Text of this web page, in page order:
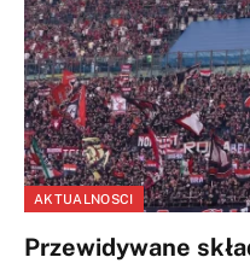
AKTUALNOSCI
Przewidywane